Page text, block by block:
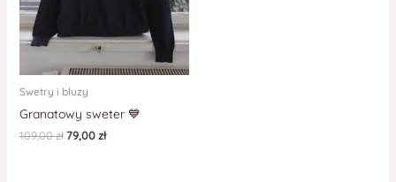
Swetry i bluzy
Granatowy sweter 💙
109,00zł 79,00zł